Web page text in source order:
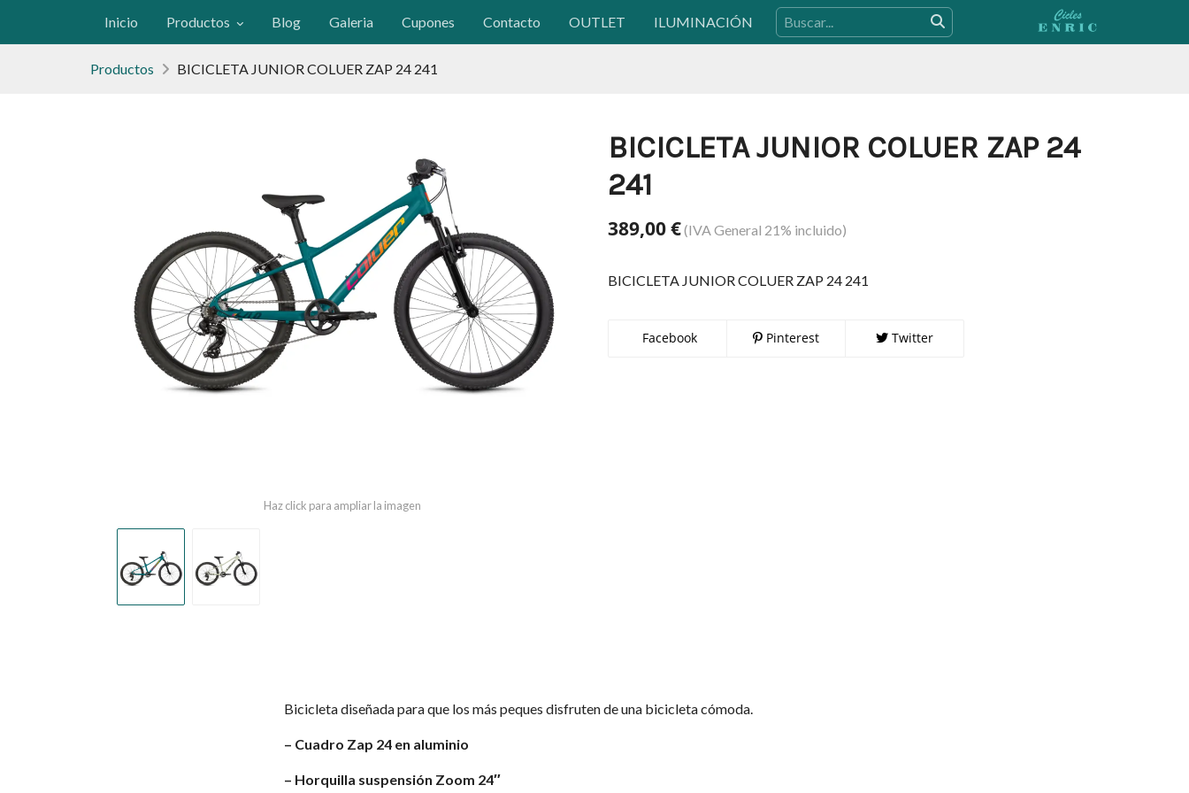
Inicio Productos Blog Galeria Cupones Contacto OUTLET ILUMINACIÓN
Productos BICICLETA JUNIOR COLUER ZAP 24 241
Haz click para ampliar la imagen
BICICLETA JUNIOR COLUER ZAP 24
241
389,00 €(IVA General 21% incluido)
BICICLETA JUNIOR COLUER ZAP 24 241
Facebook Pinterest Twitter
Bicicleta diseñada para que los más peques disfruten de una bicicleta cómoda.
– Cuadro Zap 24 en aluminio
– Horquilla suspensión Zoom 24″